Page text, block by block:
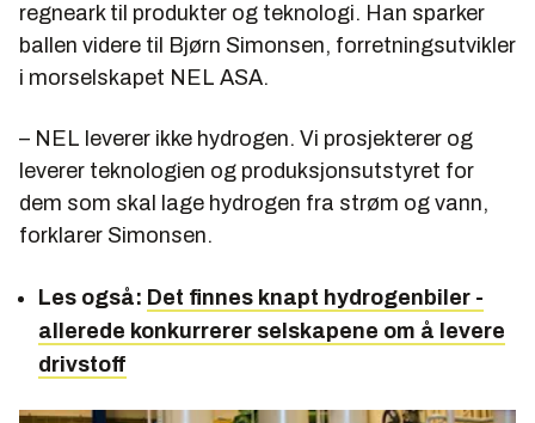
regneark til produkter og teknologi. Han sparker
ballen videre til Bjørn Simonsen, forretningsutvikler
i morselskapet NEL ASA.
– NEL leverer ikke hydrogen. Vi prosjekterer og
leverer teknologien og produksjonsutstyret for
dem som skal lage hydrogen fra strøm og vann,
forklarer Simonsen.
Les også: Det finnes knapt hydrogenbiler -
allerede konkurrerer selskapene om å levere
drivstoff